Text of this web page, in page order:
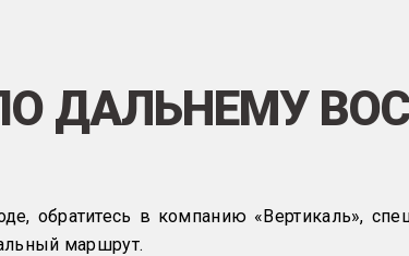
ДАЛЬНЕМУ
обратитесь в компанию «Вертикаль»,
маршрут.